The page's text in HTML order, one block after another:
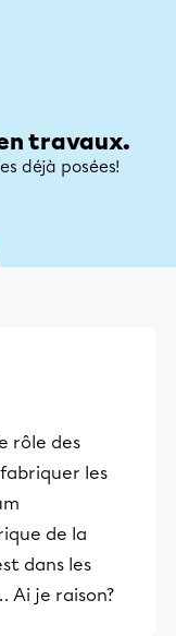
travaux.
déjà posées!
rôle des
les
de la
dans les
Ai je raison?